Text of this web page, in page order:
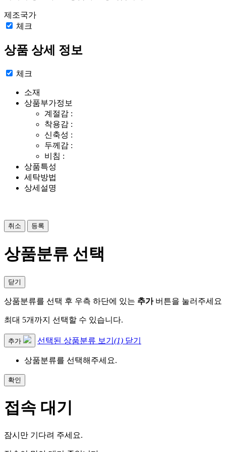
제조국가
체크
상품 상세 정보
체크
소재
상품부가정보
계절감 :
착용감 :
신축성 :
두께감 :
비침 :
상품특성
세탁방법
상세설명
취소 등록
상품분류 선택
닫기
상품분류를 선택 후 우측 하단에 있는 추가버튼을 눌러주세요
최대 5개까지 선택할 수 있습니다.
추가 선택된 상품분류 보기 (1) 닫기
상품분류를 선택해주세요.
확인
접속 대기
잠시만 기다려 주세요.